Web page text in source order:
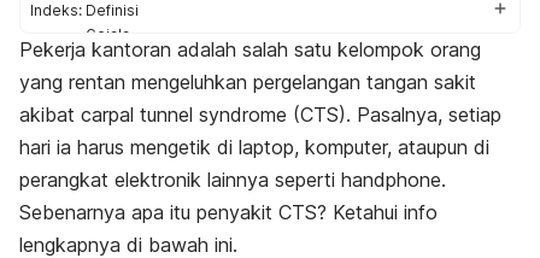
Indeks: Definisi
Gejala
Penyebab
Faktor risiko
Pengobatan
Pekerja kantoran adalah salah satu kelompok orang
yang rentan mengeluhkan pergelangan tangan sakit
akibat carpal tunnel syndrome (CTS). Pasalnya, setiap
hari ia harus mengetik di laptop, komputer, ataupun di
perangkat elektronik lainnya seperti handphone.
Sebenarnya apa itu penyakit CTS? Ketahui info
lengkapnya di bawah ini.